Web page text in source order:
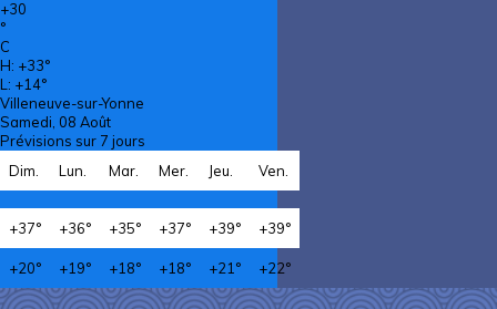
+30
°
C
H: +33°
L: +14°
Villeneuve-sur-Yonne
Samedi, 08 Août
Prévisions sur 7 jours
Dim.
Lun. Mar. Mer. Jeu. Ven.
+37° +36° +35° +37° +39° +39°
+20° +19° +18° +18° +21° +22°